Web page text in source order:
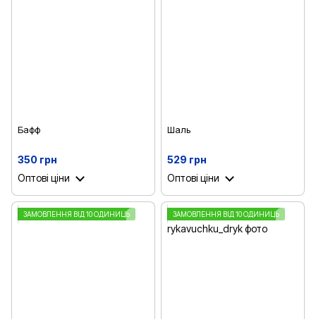
Бафф
350 грн
Оптові ціни
Шаль
529 грн
Оптові ціни
ЗАМОВЛЕННЯ ВІД 10 ОДИНИЦЬ ЗАМОВЛЕННЯ ВІД 10 ОДИНИЦЬ